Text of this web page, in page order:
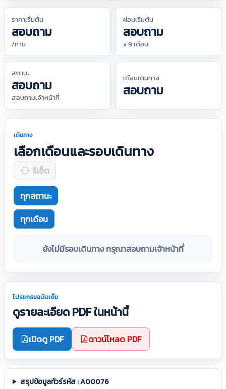
ราคาเริ่มต้น
สอบถาม
/ท่าน
ผ่อนเริ่มต้น
สอบถาม
x 9 เดือน
สถานะ
สอบถาม
สอบถามเจ้าหน้าที่
เดือนเดินทาง
สอบถาม
เดินทาง
เลือกเดือนและรอบเดินทาง
รีเซ็ต
ทุกสถานะ
ทุกเดือน
ยังไม่มีรอบเดินทาง กรุณาสอบถามเจ้าหน้าที่
โปรแกรมฉบับเต็ม
ดูรายละเอียด PDF ในหน้านี้
เปิดดู PDF ดาวน์โหลด PDF
สรุปข้อมูลทัวร์รหัส : A00076